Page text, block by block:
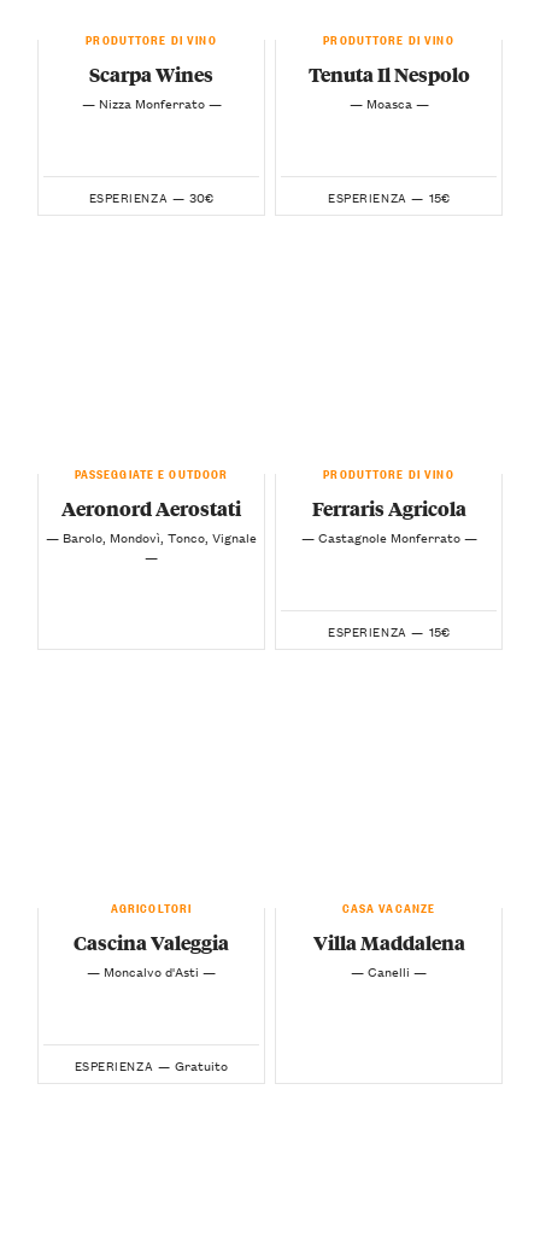
PRODUTTORE DI VINO
Scarpa Wines
— Nizza Monferrato —
ESPERIENZA — 30€
PRODUTTORE DI VINO
Tenuta Il Nespolo
— Moasca —
ESPERIENZA — 15€
PASSEGGIATE E OUTDOOR
Aeronord Aerostati
— Barolo, Mondovì, Tonco, Vignale
—
PRODUTTORE DI VINO
Ferraris Agricola
— Castagnole Monferrato —
ESPERIENZA — 15€
AGRICOLTORI
Cascina Valeggia
— Moncalvo d'Asti —
ESPERIENZA — Gratuito
CASA VACANZE
Villa Maddalena
— Canelli —